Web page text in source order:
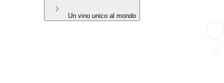
Un vino unico al mondo